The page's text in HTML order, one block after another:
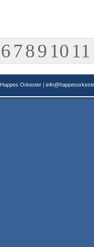
6789 10 11
Happes Orkester |